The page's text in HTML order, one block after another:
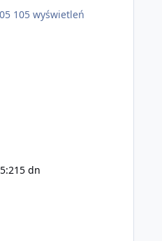
105 wyświetleń
5 dn